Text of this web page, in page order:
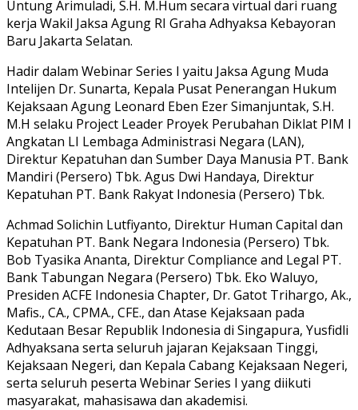
Untung Arimuladi, S.H. M.Hum secara virtual dari ruang
kerja Wakil Jaksa Agung RI Graha Adhyaksa Kebayoran
Baru Jakarta Selatan.
Hadir dalam Webinar Series I yaitu Jaksa Agung Muda
Intelijen Dr. Sunarta, Kepala Pusat Penerangan Hukum
Kejaksaan Agung Leonard Eben Ezer Simanjuntak, S.H.
M.H selaku Project Leader Proyek Perubahan Diklat PIM I
Angkatan LI Lembaga Administrasi Negara (LAN),
Direktur Kepatuhan dan Sumber Daya Manusia PT. Bank
Mandiri (Persero) Tbk. Agus Dwi Handaya, Direktur
Kepatuhan PT. Bank Rakyat Indonesia (Persero) Tbk.
Achmad Solichin Lutfiyanto, Direktur Human Capital dan
Kepatuhan PT. Bank Negara Indonesia (Persero) Tbk.
Bob Tyasika Ananta, Direktur Compliance and Legal PT.
Bank Tabungan Negara (Persero) Tbk. Eko Waluyo,
Presiden ACFE Indonesia Chapter, Dr. Gatot Trihargo, Ak.,
Mafis., CA., CPMA., CFE., dan Atase Kejaksaan pada
Kedutaan Besar Republik Indonesia di Singapura, Yusfidli
Adhyaksana serta seluruh jajaran Kejaksaan Tinggi,
Kejaksaan Negeri, dan Kepala Cabang Kejaksaan Negeri,
serta seluruh peserta Webinar Series I yang diikuti
masyarakat, mahasisawa dan akademisi.